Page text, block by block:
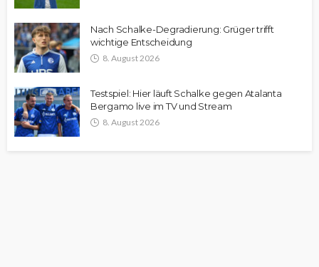
Nach Schalke-Degradierung: Grüger trifft
wichtige Entscheidung
8. August 2026
Testspiel: Hier läuft Schalke gegen Atalanta
Bergamo live im TV und Stream
8. August 2026